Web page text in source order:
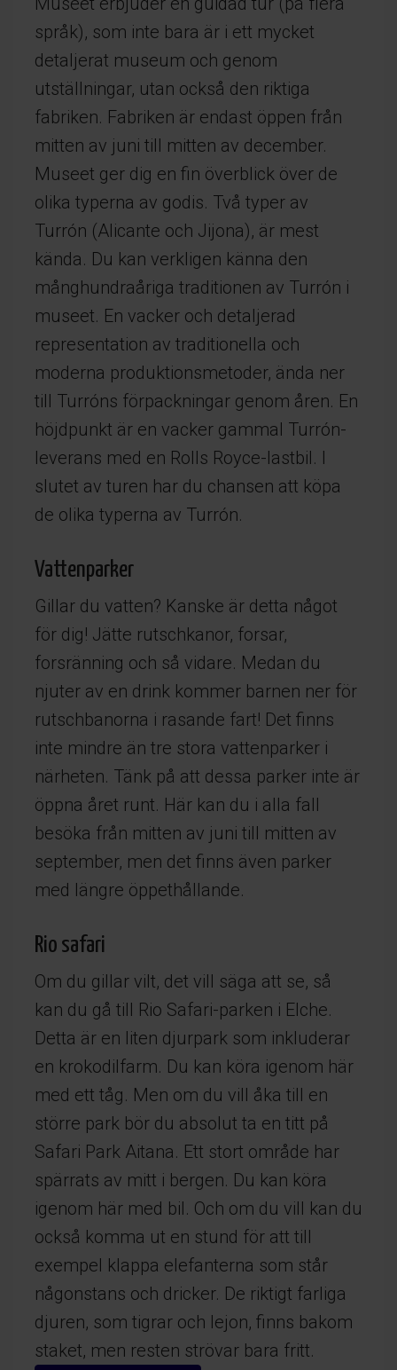
språk), som inte bara är i ett mycket
detaljerat museum och genom
utställningar, utan också den riktiga
fabriken. Fabriken är endast öppen från
mitten av juni till mitten av december.
Museet ger dig en fin överblick över de
olika typerna av godis. Två typer av
Turrón (Alicante och Jijona), är mest
kända. Du kan verkligen känna den
månghundraåriga traditionen av Turrón i
museet. En vacker och detaljerad
representation av traditionella och
moderna produktionsmetoder, ända ner
till Turróns förpackningar genom åren. En
höjdpunkt är en vacker gammal Turrón-
leverans med en Rolls Royce-lastbil. I
slutet av turen har du chansen att köpa
de olika typerna av Turrón.
Vattenparker
Gillar du vatten? Kanske är detta något
för dig! Jätte rutschkanor, forsar,
forsränning och så vidare. Medan du
njuter av en drink kommer barnen ner för
rutschbanorna i rasande fart! Det finns
inte mindre än tre stora vattenparker i
närheten. Tänk på att dessa parker inte är
öppna året runt. Här kan du i alla fall
besöka från mitten av juni till mitten av
september, men det finns även parker
med längre öppethållande.
Rio safari
Om du gillar vilt, det vill säga att se, så
kan du gå till Rio Safari-parken i Elche.
Detta är en liten djurpark som inkluderar
en krokodilfarm. Du kan köra igenom här
med ett tåg. Men om du vill åka till en
större park bör du absolut ta en titt på
Safari Park Aitana. Ett stort område har
spärrats av mitt i bergen. Du kan köra
igenom här med bil. Och om du vill kan du
också komma ut en stund för att till
exempel klappa elefanterna som står
någonstans och dricker. De riktigt farliga
djuren, som tigrar och lejon, finns bakom
staket, men resten strövar bara fritt.